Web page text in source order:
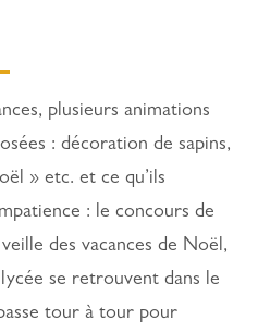
plusieurs animations
: décoration de sapins,
» etc. et ce qu’ils
: le concours de
des vacances de Noël,
se retrouvent dans le
tour à tour pour